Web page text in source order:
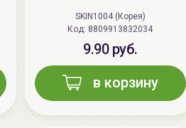
SKIN1004 (Корея)
Код: 8809913832034
9.90 руб.
в корзину